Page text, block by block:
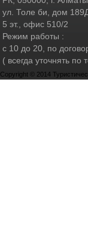
ул. Толе би, дом
5 эт., офис 510/2
Режим работы :
с 10 до 20, по
( всегда уточнять по
Copyright © 2014